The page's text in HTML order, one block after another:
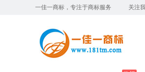
一佳一商标，专注于商标服务 关注